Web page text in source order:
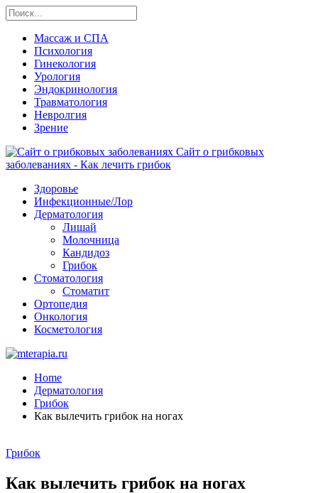
Массаж и СПА
Психология
Гинекология
Урология
Эндокринология
Травматология
Невролгия
Зрение
Сайт о грибковых
заболеваниях - Как лечить грибок
Здоровье
Инфекционные/Лор
Дерматология
Лишай
Молочница
Кандидоз
Грибок
Стоматология
Стоматит
Ортопедия
Онкология
Косметология
Home
Дерматология
Грибок
Как вылечить грибок на ногах
Грибок
Как вылечить грибок на ногах